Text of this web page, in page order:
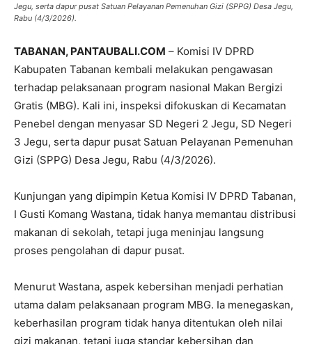
Jegu, serta dapur pusat Satuan Pelayanan Pemenuhan Gizi (SPPG) Desa Jegu,
Rabu (4/3/2026).
TABANAN, PANTAUBALI.COM – Komisi IV DPRD
Kabupaten Tabanan kembali melakukan pengawasan
terhadap pelaksanaan program nasional Makan Bergizi
Gratis (MBG). Kali ini, inspeksi difokuskan di Kecamatan
Penebel dengan menyasar SD Negeri 2 Jegu, SD Negeri
3 Jegu, serta dapur pusat Satuan Pelayanan Pemenuhan
Gizi (SPPG) Desa Jegu, Rabu (4/3/2026).
Kunjungan yang dipimpin Ketua Komisi IV DPRD Tabanan,
I Gusti Komang Wastana, tidak hanya memantau distribusi
makanan di sekolah, tetapi juga meninjau langsung
proses pengolahan di dapur pusat.
Menurut Wastana, aspek kebersihan menjadi perhatian
utama dalam pelaksanaan program MBG. Ia menegaskan,
keberhasilan program tidak hanya ditentukan oleh nilai
gizi makanan, tetapi juga standar kebersihan dan